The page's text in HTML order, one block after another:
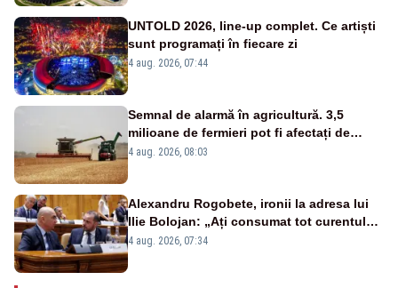
UNTOLD 2026, line-up complet. Ce artiști
sunt programați în fiecare zi
4 aug. 2026, 07:44
Semnal de alarmă în agricultură. 3,5
milioane de fermieri pot fi afectați de
strategia pentru conservarea
4 aug. 2026, 08:03
Alexandru Rogobete, ironii la adresa lui
Ilie Bolojan: „Ați consumat tot curentul
urmărind șobolani imaginari”
4 aug. 2026, 07:34